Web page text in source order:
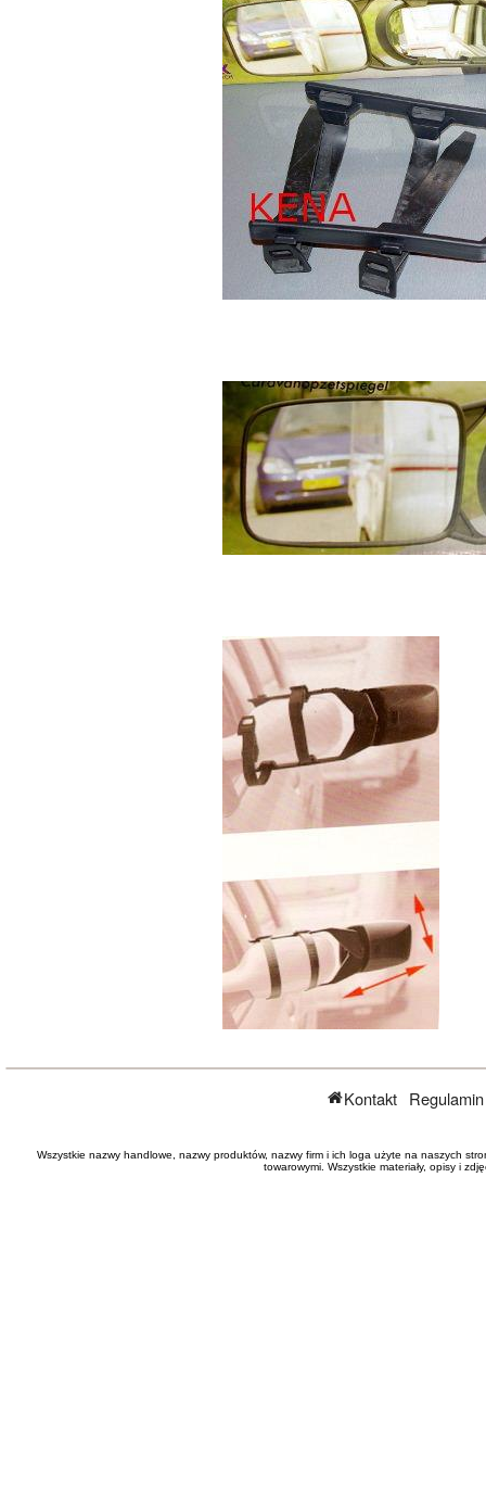
Kontakt
Wszystkie nazwy handlowe, nazwy produktów, nazwy firm i ich loga użyte na naszych
towarowymi. Wszystkie materiały, opisy i